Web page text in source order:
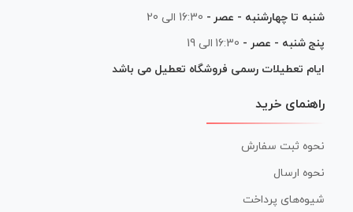
شنبه تا چهارشنبه - عصر - 16:30 الی 20
پنج شنبه - عصر - 16:30 الی 19
ایام تعطیلات رسمی فروشگاه تعطیل می باشد
راهنمای خرید
نحوه ثبت سفارش
نحوه ارسال
شیوه‌های پرداخت